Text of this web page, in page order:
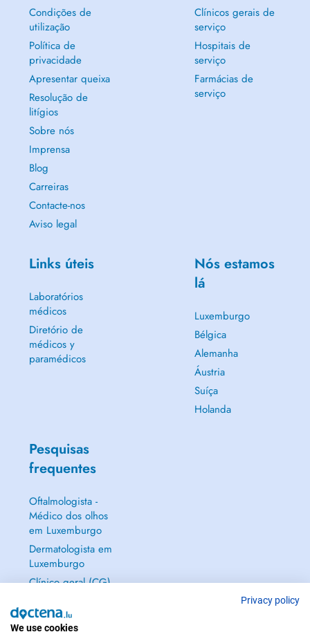
Condições de
utilização
Política de
privacidade
Apresentar queixa
Resolução de
litígios
Sobre nós
Imprensa
Blog
Carreiras
Contacte-nos
Aviso legal
Clínicos gerais de
serviço
Hospitais de
serviço
Farmácias de
serviço
Links úteis
Laboratórios
médicos
Diretório de
médicos y
paramédicos
Nós estamos
lá
Luxemburgo
Bélgica
Alemanha
Áustria
Suíça
Holanda
Pesquisas
frequentes
Oftalmologista -
Médico dos olhos
em Luxemburgo
Dermatologista em
Luxemburgo
Clínico geral (CG)
Ginecologista em
Luxemburgo
Privacy policy
We use cookies